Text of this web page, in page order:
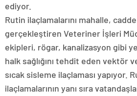
ediyor.
Rutin ilaçlamalarını mahalle,
gerçekleştiren Veteriner İşleri
ekipleri, rögar, kanalizasyon gibi
halk sağlığını tehdit eden vektör
sıcak sisleme ilaçlaması yapıyor.
ilaçlamalarının yanı sıra